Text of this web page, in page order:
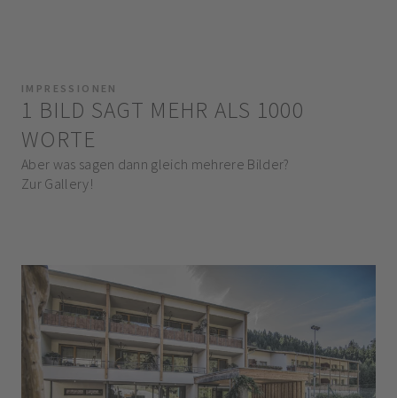
IMPRESSIONEN
1 BILD SAGT MEHR ALS 1000
WORTE
Aber was sagen dann gleich mehrere Bilder?
Zur Gallery!